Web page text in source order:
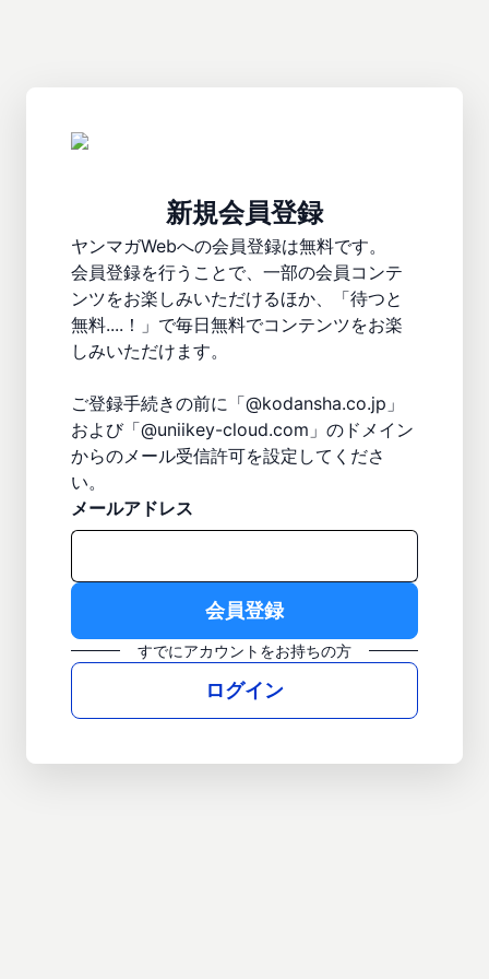
新規会員登録
ヤンマガWebへの会員登録は無料です。
会員登録を行うことで、一部の会員コンテ
ンツをお楽しみいただけるほか、「待つと
無料....！」で毎日無料でコンテンツをお楽
しみいただけます。
ご登録手続きの前に「@kodansha.co.jp」
および「@uniikey-cloud.com」のドメイン
からのメール受信許可を設定してくださ
い。
メールアドレス
すでにアカウントをお持ちの方